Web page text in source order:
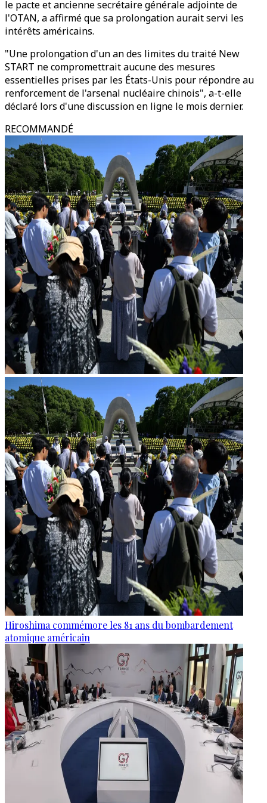
le pacte et ancienne secrétaire générale adjointe de
l'OTAN, a affirmé que sa prolongation aurait servi les
intérêts américains.
"Une prolongation d'un an des limites du traité New
START ne compromettrait aucune des mesures
essentielles prises par les États-Unis pour répondre au
renforcement de l'arsenal nucléaire chinois", a-t-elle
déclaré lors d'une discussion en ligne le mois dernier.
RECOMMANDÉ
Hiroshima commémore les 81 ans du bombardement
atomique américain